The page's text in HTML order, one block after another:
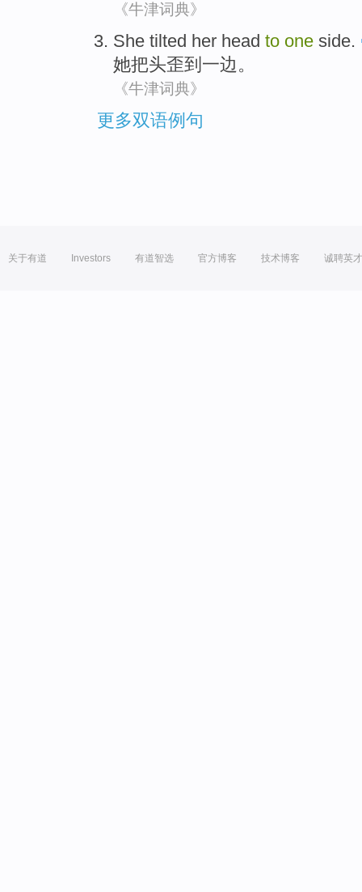
《牛津词典》
She tilted her head to one side.
她把头歪到 一边。
《牛津词典》
更多双语例句
关于有道 Investors 有道智选 官方博客 技术博客 诚聘英才